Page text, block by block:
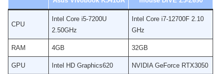
CPU
Intel Core i5-7200U
2.50GHz
Intel Core i7-12700F 2.10
GHz
RAM 4GB 32GB
GPU Intel HD Graphics620 NVIDIA GeForce RTX3050